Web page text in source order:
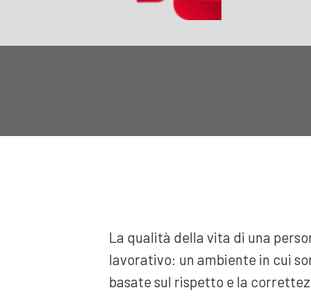
La qualità della vita di una
lavorativo: un ambiente in cui
basate sul rispetto e la